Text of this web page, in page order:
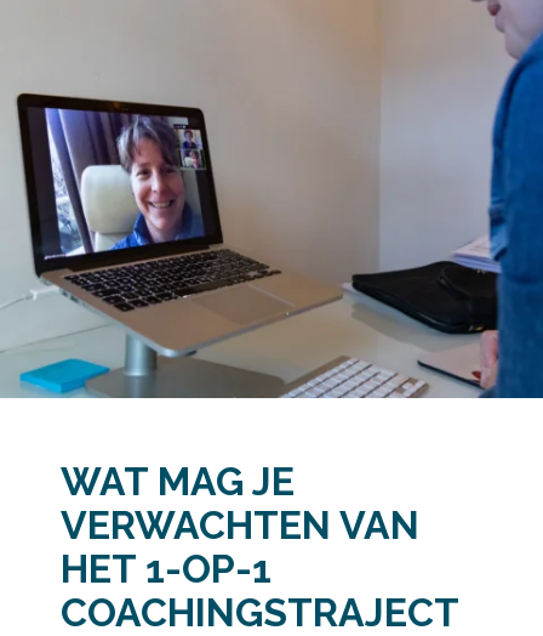
WAT MAG JE
VERWACHTEN VAN
HET 1-OP-1
COACHINGSTRAJECT